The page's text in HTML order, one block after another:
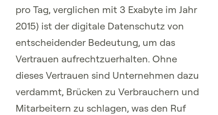
pro Tag, verglichen mit 3 Exabyte im Jahr
2015) ist der digitale Datenschutz von
entscheidender Bedeutung, um das
Vertrauen aufrechtzuerhalten. Ohne
dieses Vertrauen sind Unternehmen dazu
verdammt, Brücken zu Verbrauchern und
Mitarbeitern zu schlagen, was den Ruf